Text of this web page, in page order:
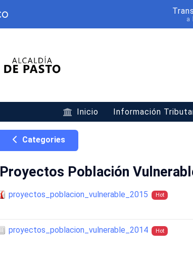
a
Inicio Información
Categories
Proyectos Población
proyectos_poblacion_vulnerable_2015 Hot
proyectos_poblacion_vulnerable_2014 Hot